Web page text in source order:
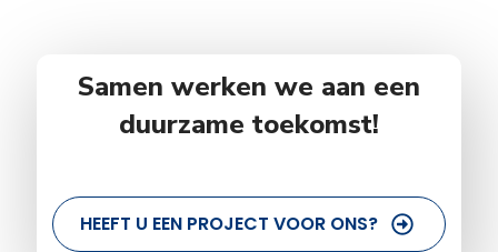
Samen werken we aan een
duurzame toekomst!
HEEFT U EEN PROJECT VOOR ONS?